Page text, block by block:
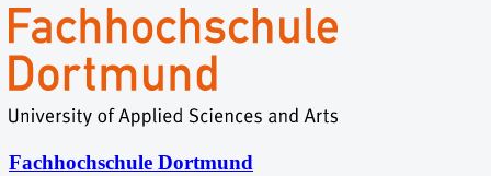
Fachhochschule Dortmund